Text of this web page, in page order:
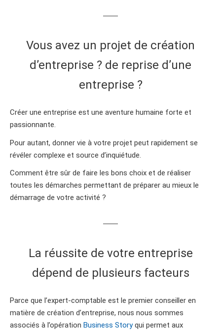
Vous avez un projet de création
d’entreprise ? de reprise d’une
entreprise ?
Créer une entreprise est une aventure humaine forte et
passionnante.
Pour autant, donner vie à votre projet peut rapidement se
révéler complexe et source d’inquiétude.
Comment être sûr de faire les bons choix et de réaliser
toutes les démarches permettant de préparer au mieux le
démarrage de votre activité ?
La réussite de votre entreprise
dépend de plusieurs facteurs
Parce que l’expert-comptable est le premier conseiller en
matière de création d’entreprise, nous nous sommes
associés à l’opération Business Storyqui permet aux